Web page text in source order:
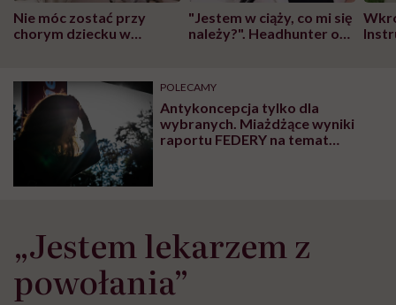
Nie móc zostać przy
chorym dziecku w
może chyba tylko
głupota i brak
wyobraźni"
"Jestem w ciąży, co mi się
należy?". Headhunter o
pracy
POLECAMY
Antykoncepcja tylko dla
wybranych. Miażdżące wyniki
raportu FEDERY na temat
„Jestem lekarzem z
powołania”